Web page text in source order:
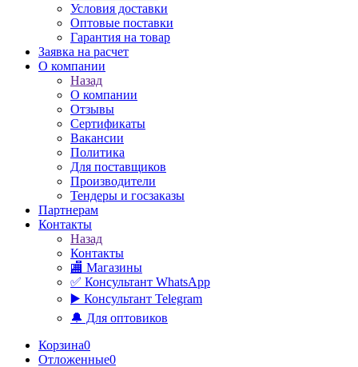
Условия доставки
Оптовые поставки
Гарантия на товар
Заявка на расчет
О компании
Назад
О компании
Отзывы
Сертификаты
Вакансии
Политика
Для поставщиков
Производители
Тендеры и госзаказы
Партнерам
Контакты
Назад
Контакты
🏬 Магазины
✅️ Консультант WhatsApp
▶️ Консультант Telegram
🔔 Для оптовиков
Корзина0
Отложенные0